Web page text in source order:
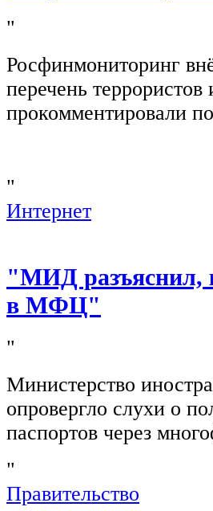
"
Росфинмониторинг
перечень
прокомментировали
"
Интернет
"МИД разъяснил,
в МФЦ"
"
Министерство
опровергло слухи о
паспортов через
"
Правительство